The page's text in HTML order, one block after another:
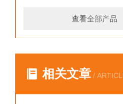
查看全部产品
相关文章 /